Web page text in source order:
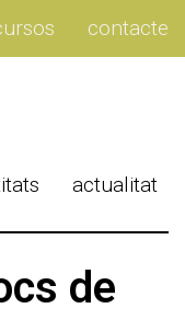
contacte
actualitat
de